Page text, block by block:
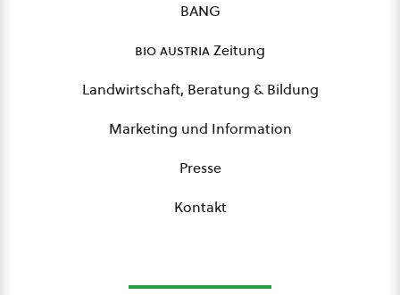
BANG
bio austriaZeitung
Landwirtschaft, Beratung & Bildung
Marketing und Information
Presse
Kontakt